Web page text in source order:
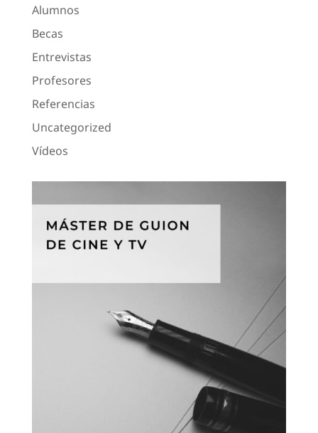
Alumnos
Becas
Entrevistas
Profesores
Referencias
Uncategorized
Vídeos